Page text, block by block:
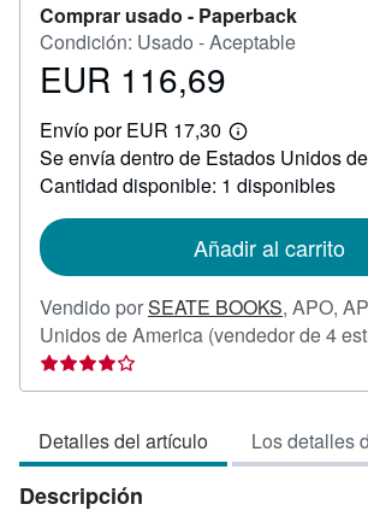
Comprar usado - Paperback
Condición: Usado - Aceptable
Precio
116,69
EUR 116,69
Envío por EUR 17,30
Más
información
sobre
las
envío
Se envía dentro de Estados Unidos
Cantidad disponible: 1 disponibles
Añadir al carrito
Vendido porSEATE BOOKS, APO,
Unidos de America (vendedor de 4
Detalles del artículo Los detalles
Descripción